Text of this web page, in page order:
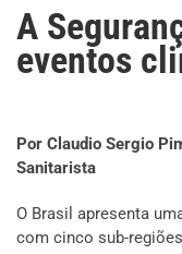
A
eventos
Por Claudio Sergio
Sanitarista
O Brasil apresenta
com cinco sub-